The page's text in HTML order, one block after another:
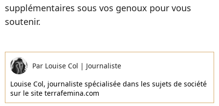
supplémentaires sous vos genoux pour vous
soutenir.
Par Louise Col | Journaliste
Louise Col, journaliste spécialisée dans les sujets de société
sur le site terrafemina.com